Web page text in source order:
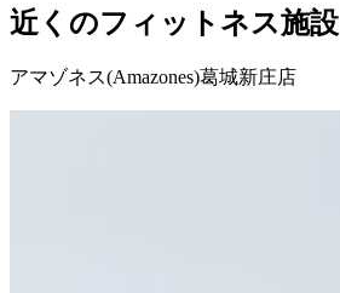
近くのフィットネス施設
アマゾネス(Amazones)葛城新庄店